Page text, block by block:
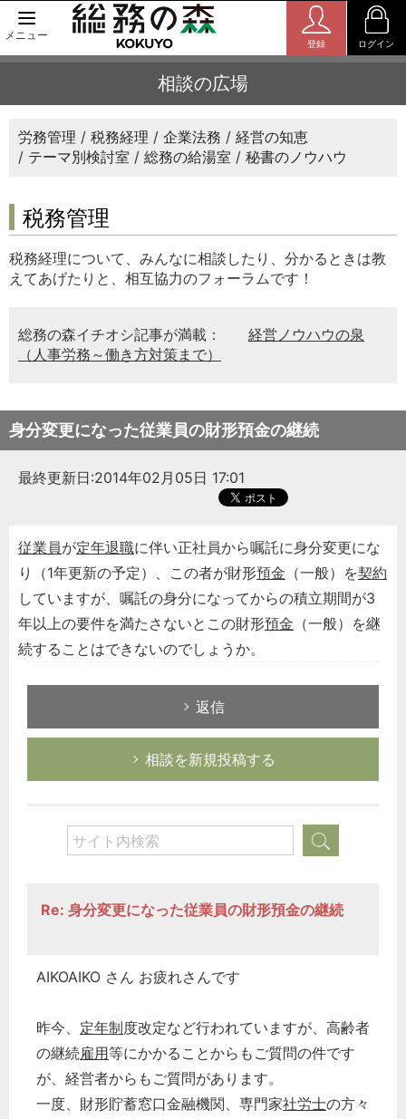
メニュー
登録 ログイン
相談の広場
労務管理 税務経理 企業法務
経営の知恵
テーマ別検討室
総務の給湯室 秘書のノウハウ
税務管理
税務経理について、みんなに相談したり、分かるときは教
えてあげたりと、相互協力のフォーラムです！
総務の森イチオシ記事が満載：
経営ノウハウの泉
（人事労務～働き方対策まで）
身分変更になった従業員の財形預金の継続
最終更新日:2014年02月05日 17:01
従業員が定年退職に伴い正社員から嘱託に身分変更にな
り（1年更新の予定）、この者が財形預金 （一般）を契約
していますが、嘱託の身分になってからの積立期間が3
年以上の要件を満たさないとこの財形預金 （一般）を継
続することはできないのでしょうか。
返信
相談を新規投稿する
Re: 身分変更になった従業員の財形預金の継続
AIKOAIKO さん お疲れさんです
昨今、 定年制度改定など行われていますが、高齢者
の継続雇用等にかかることからもご質問の件です
が、経営者からもご質問があります。
一度、財形貯蓄窓口金融機関、専門家社労士の方々